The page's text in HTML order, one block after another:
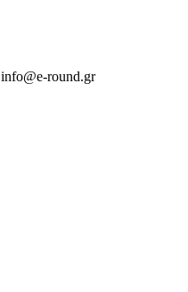
info@e-round.gr